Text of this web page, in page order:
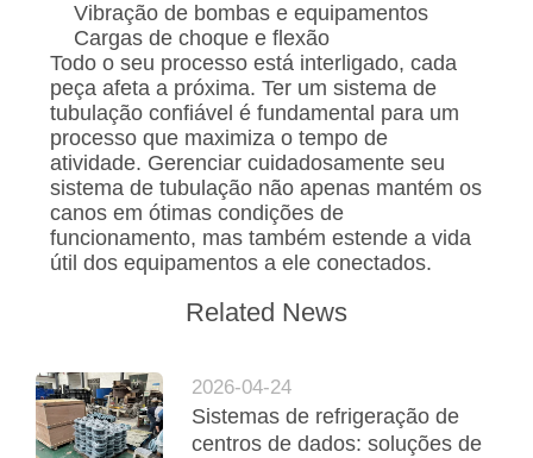
Vibração de bombas e equipamentos
Cargas de choque e flexão
Todo o seu processo está interligado, cada
peça afeta a próxima. Ter um sistema de
tubulação confiável é fundamental para um
processo que maximiza o tempo de
atividade. Gerenciar cuidadosamente seu
sistema de tubulação não apenas mantém os
canos em ótimas condições de
funcionamento, mas também estende a vida
útil dos equipamentos a ele conectados.
Related News
2026-04-24
Sistemas de refrigeração de
centros de dados: soluções de